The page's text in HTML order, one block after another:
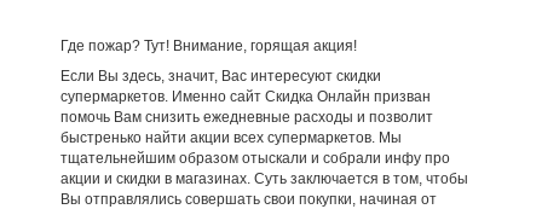
Где пожар? Тут! Внимание, горящая акция!
Если Вы здесь, значит, Вас интересуют скидки
супермаркетов. Именно сайт Скидка Онлайн призван
помочь Вам снизить ежедневные расходы и позволит
быстренько найти акции всех супермаркетов. Мы
тщательнейшим образом отыскали и собрали инфу про
акции и скидки в магазинах. Суть заключается в том, чтобы
Вы отправлялись совершать свои покупки, начиная от